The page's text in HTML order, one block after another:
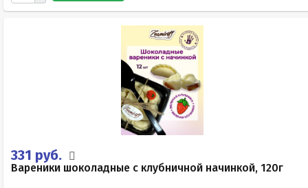
331 руб.
Вареники шоколадные с клубничной начинкой, 120г